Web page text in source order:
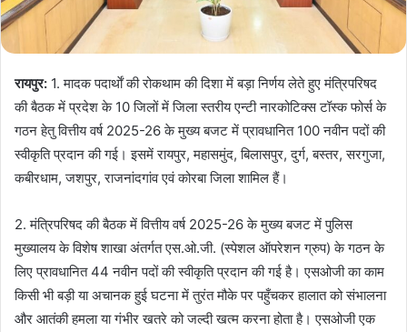
रायपुर: 1. मादक पदार्थाें की रोकथाम की दिशा में बड़ा निर्णय लेते हुए मंत्रिपरिषद
की बैठक में प्रदेश के 10 जिलों में जिला स्तरीय एन्टी नारकोटिक्स टॉस्क फोर्स के
गठन हेतु वित्तीय वर्ष 2025-26 के मुख्य बजट में प्रावधानित 100 नवीन पदों की
स्वीकृति प्रदान की गई। इसमें रायपुर, महासमुंद, बिलासपुर, दुर्ग, बस्तर, सरगुजा,
कबीरधाम, जशपुर, राजनांदगांव एवं कोरबा जिला शामिल हैं।
2. मंत्रिपरिषद की बैठक में वित्तीय वर्ष 2025-26 के मुख्य बजट में पुलिस
मुख्यालय के विशेष शाखा अंतर्गत एस.ओ.जी. (स्पेशल ऑपरेशन ग्रुप) के गठन के
लिए प्रावधानित 44 नवीन पदों की स्वीकृति प्रदान की गई है। एसओजी का काम
किसी भी बड़ी या अचानक हुई घटना में तुरंत मौके पर पहुँचकर हालात को संभालना
और आतंकी हमला या गंभीर खतरे को जल्दी खत्म करना होता है। एसओजी एक